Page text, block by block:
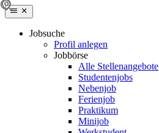
Jobsuche
Profil anlegen
Jobbörse
Alle Stellenangebote
Studentenjobs
Nebenjob
Ferienjob
Praktikum
Minijob